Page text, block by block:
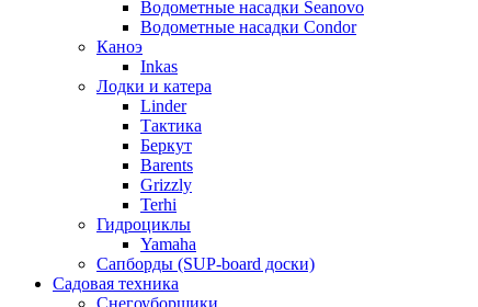
Водометные насадки Seanovo
Водометные насадки Condor
Каноэ
Inkas
Лодки и катера
Linder
Тактика
Беркут
Barents
Grizzly
Terhi
Гидроциклы
Yamaha
Сапборды (SUP-board доски)
Садовая техника
Снегоуборщики